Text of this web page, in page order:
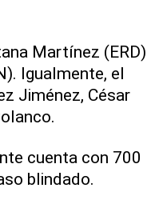
Martínez (ERD)
Igualmente, el
Jiménez, César
cuenta con 700
blindado.